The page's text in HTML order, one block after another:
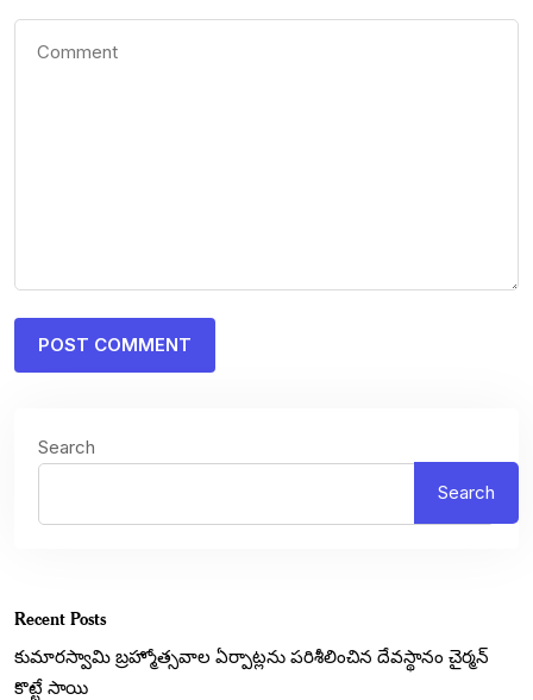
Search
Search
Recent Posts
కుమారస్వామి బ్రహ్మోత్సవాల ఏర్పాట్లను పరిశీలించిన దేవస్థానం చైర్మన్
కొట్టే సాయి